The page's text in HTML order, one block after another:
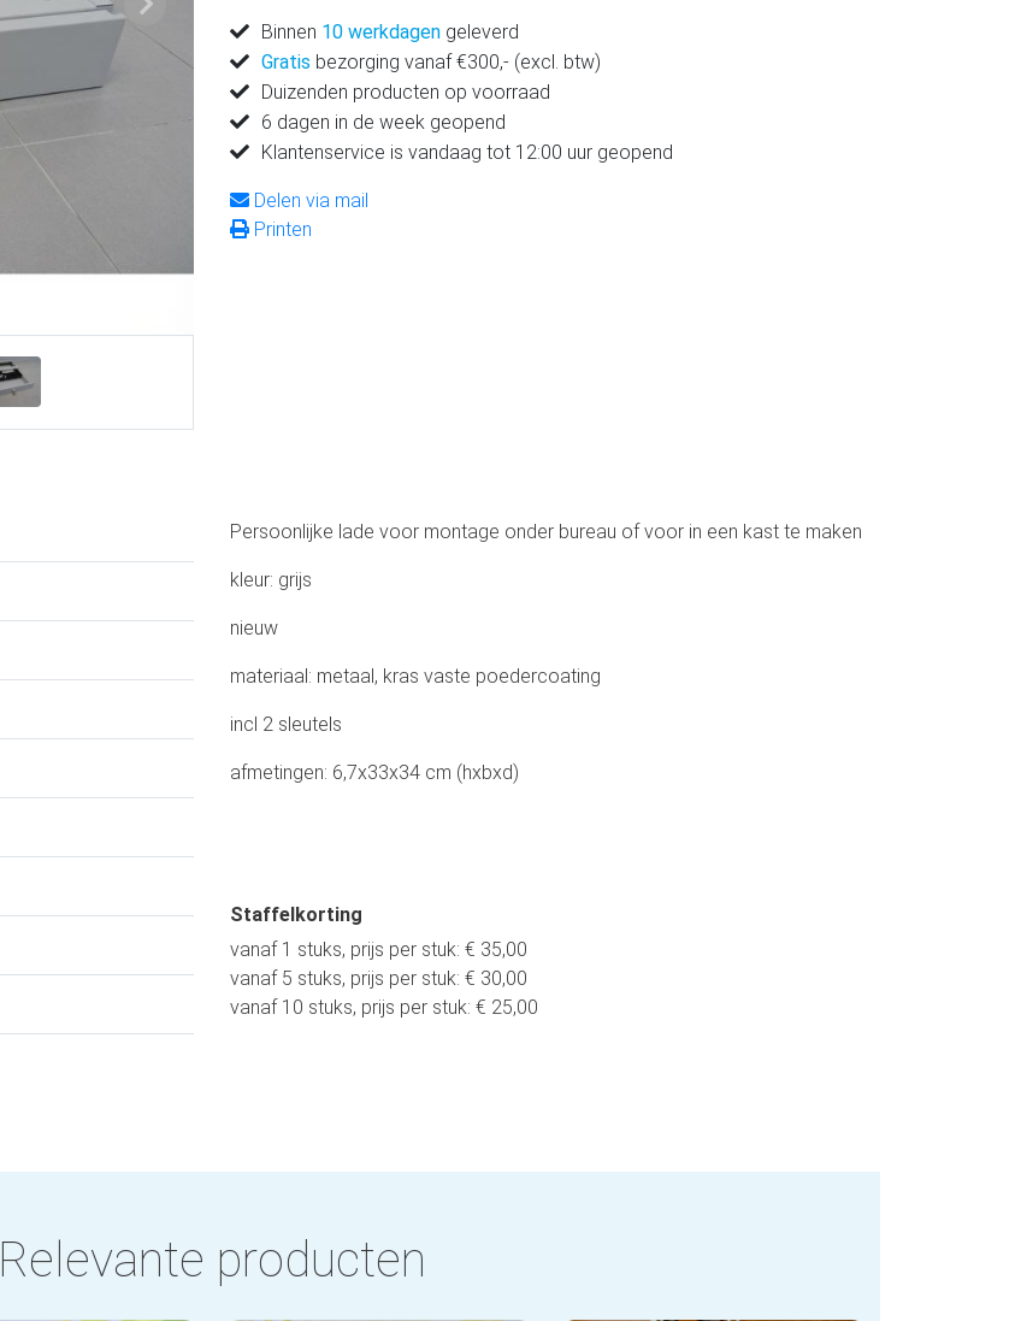
Volgende
Binnen 10 werkdagen geleverd
Gratis bezorging vanaf €300,- (excl. btw)
Duizenden producten op voorraad
6 dagen in de week geopend
Klantenservice is vandaag tot 12:00 uur geopend
Delen via mail
Printen
Persoonlijke lade voor montage onder bureau of voor in een kast te maken
kleur: grijs
nieuw
materiaal: metaal, kras vaste poedercoating
incl 2 sleutels
afmetingen: 6,7x33x34 cm (hxbxd)
Staffelkorting
vanaf 1 stuks, prijs per stuk: € 35,00
vanaf 5 stuks, prijs per stuk: € 30,00
vanaf 10 stuks, prijs per stuk: € 25,00
Relevante producten